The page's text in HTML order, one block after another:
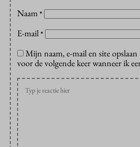
Naam *
E-mail *
Mijn naam, e-mail en site
voor de volgende keer wanneer ik